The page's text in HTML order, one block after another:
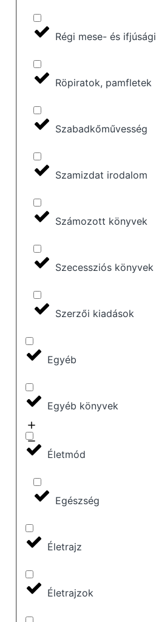
Régi mese- és ifjúsági
Röpiratok, pamfletek
Szabadkőművesség
Szamizdat irodalom
Számozott könyvek
Szecessziós könyvek
Szerzői kiadások
Egyéb
Egyéb könyvek
Életmód
Egészség
Életrajz
Életrajzok